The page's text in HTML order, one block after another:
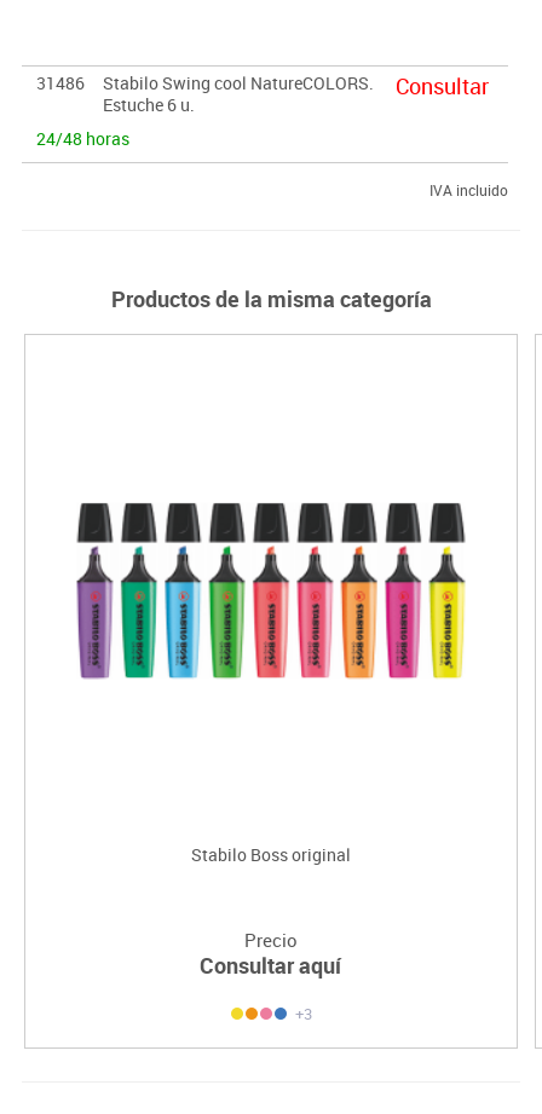
31486
Stabilo Swing cool NatureCOLORS.
Estuche 6 u.
24/48 horas
Consultar
IVA incluido
Productos de la misma categoría
Stabilo Boss original
Precio
Consultar aquí
+3